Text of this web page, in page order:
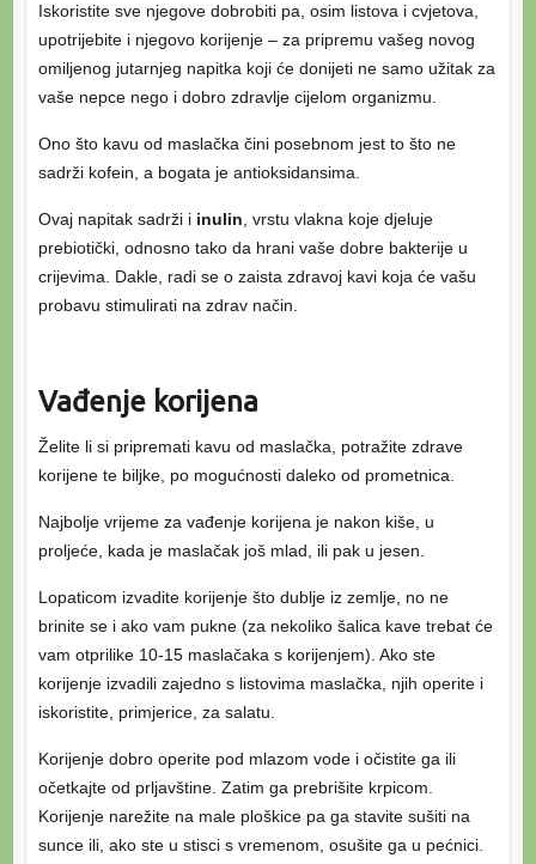
Iskoristite sve njegove dobrobiti pa, osim listova i cvjetova,
upotrijebite i njegovo korijenje – za pripremu vašeg novog
omiljenog jutarnjeg napitka koji će donijeti ne samo užitak za
vaše nepce nego i dobro zdravlje cijelom organizmu.
Ono što kavu od maslačka čini posebnom jest to što ne
sadrži kofein, a bogata je antioksidansima.
Ovaj napitak sadrži i inulin , vrstu vlakna koje djeluje
prebiotički, odnosno tako da hrani vaše dobre bakterije u
crijevima. Dakle, radi se o zaista zdravoj kavi koja će vašu
probavu stimulirati na zdrav način.
Vađenje korijena
Želite li si pripremati kavu od maslačka, potražite zdrave
korijene te biljke, po mogućnosti daleko od prometnica.
Najbolje vrijeme za vađenje korijena je nakon kiše, u
proljeće, kada je maslačak još mlad, ili pak u jesen.
Lopaticom izvadite korijenje što dublje iz zemlje, no ne
brinite se i ako vam pukne (za nekoliko šalica kave trebat će
vam otprilike 10-15 maslačaka s korijenjem). Ako ste
korijenje izvadili zajedno s listovima maslačka, njih operite i
iskoristite, primjerice, za salatu.
Korijenje dobro operite pod mlazom vode i očistite ga ili
očetkajte od prljavštine. Zatim ga prebrišite krpicom.
Korijenje narežite na male ploškice pa ga stavite sušiti na
sunce ili, ako ste u stisci s vremenom, osušite ga u pećnici.